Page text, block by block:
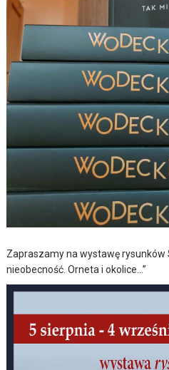
Zapraszamy na wystawę rysunków
nieobecność. Orneta i okolice…”